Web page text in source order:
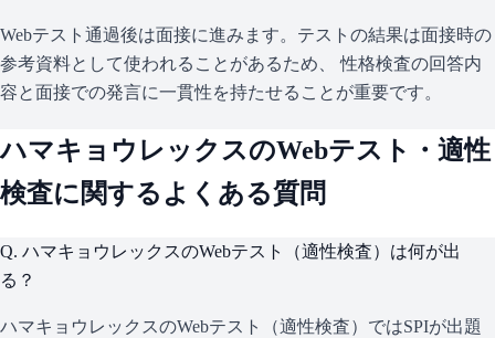
Webテスト通過後は面接に進みます。テストの結果は面接時の
参考資料として使われることがあるため、 性格検査の回答内
容と面接での発言に一貫性を持たせることが重要です。
ハマキョウレックスのWebテスト・適性
検査に関するよくある質問
Q. ハマキョウレックスのWebテスト（適性検査）は何が出
る？
ハマキョウレックスのWebテスト（適性検査）ではSPIが出題